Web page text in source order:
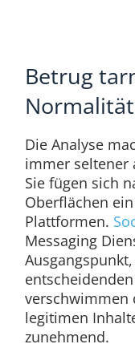
Betrug
Normalität
Die Analyse
immer seltener
Sie fügen sich
Oberflächen
Plattformen.
Messaging
verschwimmen
legitimen
zunehmend.